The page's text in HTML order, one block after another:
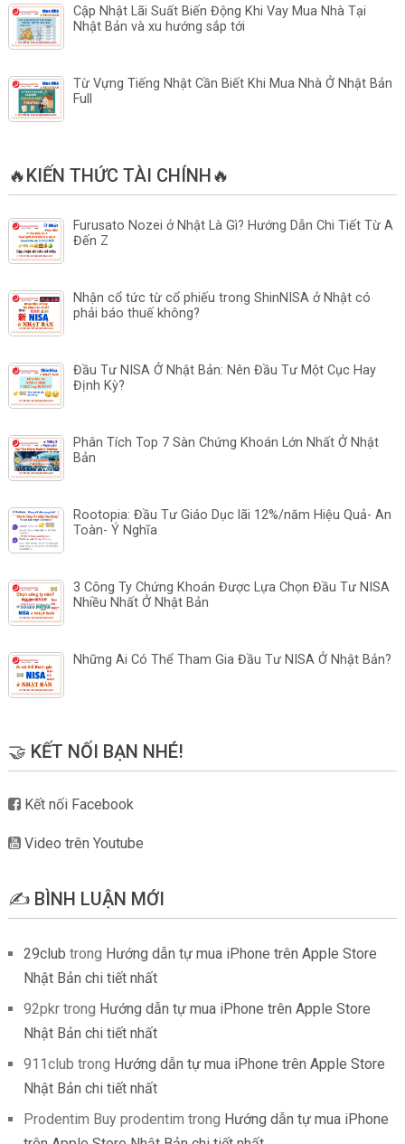
Cập Nhật Lãi Suất Biến Động Khi Vay Mua Nhà Tại
Nhật Bản và xu hướng sắp tới
Từ Vựng Tiếng Nhật Cần Biết Khi Mua Nhà Ở Nhật Bản
Full
🔥KIẾN THỨC TÀI CHÍNH🔥
Furusato Nozei ở Nhật Là Gì? Hướng Dẫn Chi Tiết Từ A
Đến Z
Nhận cổ tức từ cổ phiếu trong ShinNISA ở Nhật có
phải báo thuế không?
Đầu Tư NISA Ở Nhật Bản: Nên Đầu Tư Một Cục Hay
Định Kỳ?
Phân Tích Top 7 Sàn Chứng Khoán Lớn Nhất Ở Nhật
Bản
Rootopia: Đầu Tư Giáo Dục lãi 12%/năm Hiệu Quả- An
Toàn- Ý Nghĩa
3 Công Ty Chứng Khoán Được Lựa Chọn Đầu Tư NISA
Nhiều Nhất Ở Nhật Bản
Những Ai Có Thể Tham Gia Đầu Tư NISA Ở Nhật Bản?
🤝 KẾT NỐI BẠN NHÉ!
Kết nối Facebook
Video trên Youtube
✍️ BÌNH LUẬN MỚI
29club trong Hướng dẫn tự mua iPhone trên Apple Store
Nhật Bản chi tiết nhất
92pkrtrong Hướng dẫn tự mua iPhone trên Apple Store
Nhật Bản chi tiết nhất
911club trong Hướng dẫn tự mua iPhone trên Apple Store
Nhật Bản chi tiết nhất
Prodentim Buy prodentim trong Hướng dẫn tự mua iPhone